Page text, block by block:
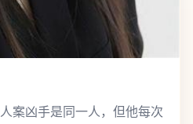
案凶手是同一人，但他每次